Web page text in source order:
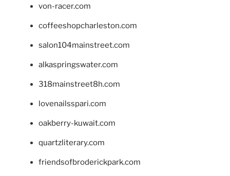
von-racer.com
coffeeshopcharleston.com
salon104mainstreet.com
alkaspringswater.com
318mainstreet8h.com
lovenailsspari.com
oakberry-kuwait.com
quartzliterary.com
friendsofbroderickpark.com